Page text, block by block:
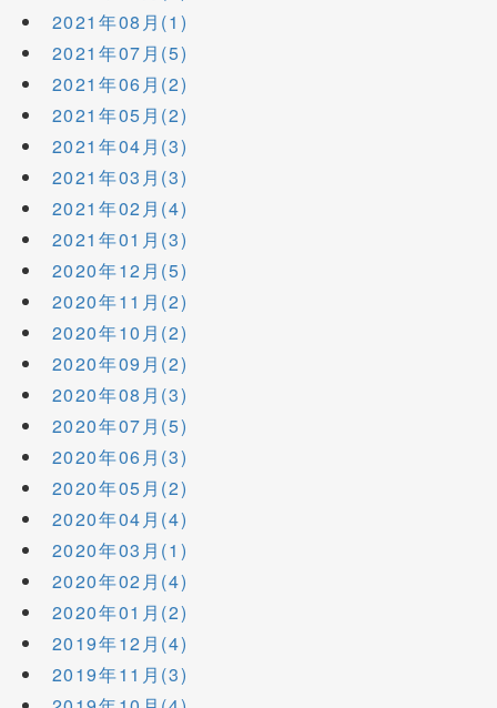
2021年08月(1)
2021年07月(5)
2021年06月(2)
2021年05月(2)
2021年04月(3)
2021年03月(3)
2021年02月(4)
2021年01月(3)
2020年12月(5)
2020年11月(2)
2020年10月(2)
2020年09月(2)
2020年08月(3)
2020年07月(5)
2020年06月(3)
2020年05月(2)
2020年04月(4)
2020年03月(1)
2020年02月(4)
2020年01月(2)
2019年12月(4)
2019年11月(3)